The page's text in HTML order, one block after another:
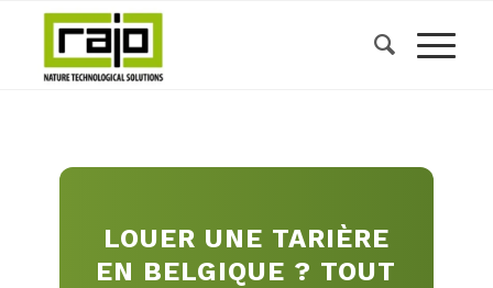
LOUER UNE TARIÈRE
EN BELGIQUE ? TOUT